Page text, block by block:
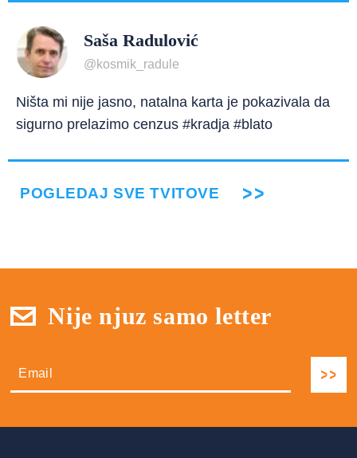
Saša Radulović
@kosmik_radule
Ništa mi nije jasno, natalna karta je pokazivala da
sigurno prelazimo cenzus #kradja #blato
POGLEDAJ SVE TVITOVE
Nije njuz samo letter